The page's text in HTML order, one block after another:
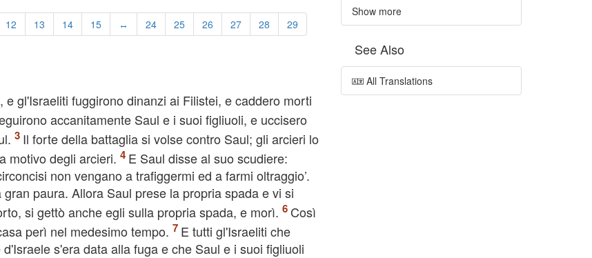
12 13 14 15 ↔ 24 25 26 27 28 29
gl'Israeliti fuggirono dinanzi ai Filistei, e caddero morti
accanitamente Saul e i suoi figliuoli, e uccisero
Il forte della battaglia si volse contro Saul; gli arcieri lo
motivo degli arcieri.
E Saul disse al suo scudiere:
non vengano a trafiggermi ed a farmi oltraggio’.
paura. Allora Saul prese la propria spada e vi si
si gettò anche egli sulla propria spada, e morì.
Così
perì nel medesimo tempo.
E tutti gl'Israeliti che
s'era data alla fuga e che Saul e i suoi figliuoli
Show more
See Also
All Translations